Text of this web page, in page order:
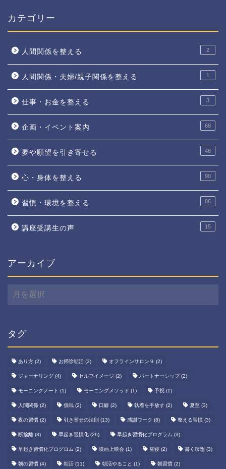
カテゴリー
人間関係を整える 2
人間関係・夫婦/親子関係を整える 1
仕事・お金を整える 3
企画・イベント案内 68
夢や願望を引き寄せる 48
心・身体を整える 90
習慣・環境を整える 86
講座受講生の声 15
アーカイブ
ー
ブ
タグ
あり方 (2) お掃除朝活 (3) オフラインサロン９ (2)
ジャーナリング (4) セルフイメージ (2) パートナーシップ(2)
モーニングノート (1) モーニングメソッド (1) 予祝 (1)
人間関係 (2) 仮眠 (2) 口癖 (2) 執着を手放す (2) 夏至 (3)
夜の習慣 (2) 引き寄せの法則 (13) 感謝ワーク (8) 整える習慣 (3)
断捨離 (3) 早起き習慣化 (26) 早起き習慣化プログラム (3)
早起き習慣化プログロム (2) 映画上映会 (1) 昼寝 (2) 書く瞑想 (3)
朝の習慣 (4) 朝活 (11) 朝活やること (1) 朝習慣 (2)